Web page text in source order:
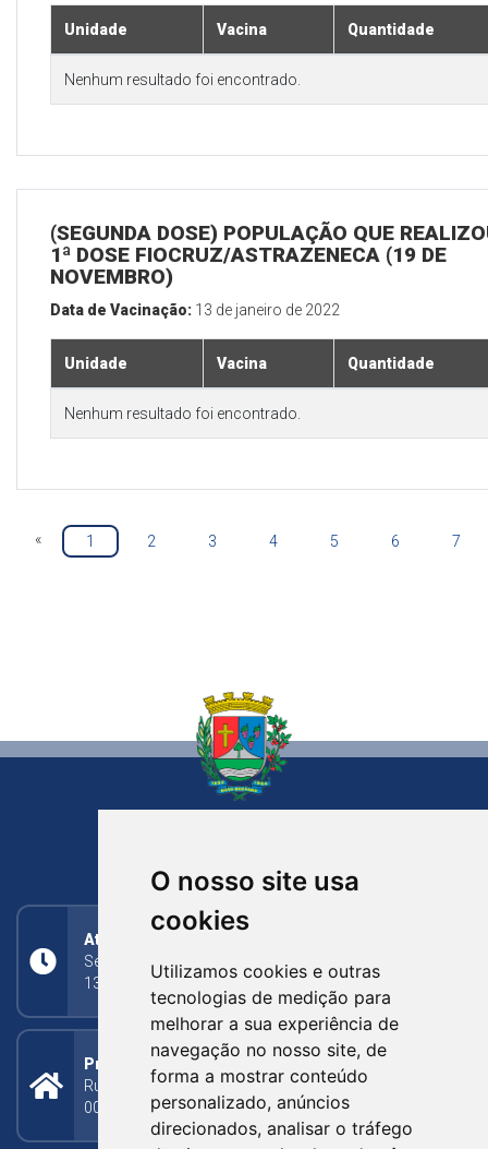
O nosso site usa
cookies
Utilizamos cookies e outras
tecnologias de medição para
melhorar a sua experiência de
navegação no nosso site, de
forma a mostrar conteúdo
personalizado, anúncios
direcionados, analisar o tráfego
Unidade Vacina Quantidade
Nenhum resultado foi encontrado.
(SEGUNDA DOSE) POPULAÇÃO QUE
1ª DOSE FIOCRUZ/ASTRAZENECA (19 DE
NOVEMBRO)
Data de Vacinação: 13 de janeiro de 2022
Unidade Vacina Quantidade
Nenhum resultado foi encontrado.
« 1 2 3 4 5 6 7
Atendimento
Segunda a Sexta: 8h às 11h30min (manhã);
13h30min às 17h (tarde)
Prefeitura Municipal
Rua Silva Jardim, 505 - Bairro Centro - CEP: 95340-
000